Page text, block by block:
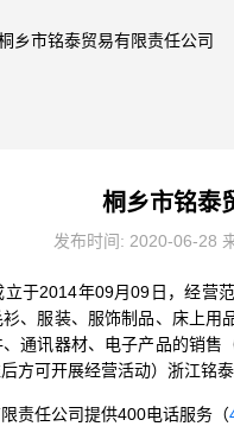
乡市铭泰贸易有限责任公司
桐乡市铭泰
发布时间: 2020-06-28
于2014年09月09日，经营
、服装、服饰制品、床上
通讯器材、电子产品的销
方可开展经营活动）浙江铭
责任公司提供400电话服务（